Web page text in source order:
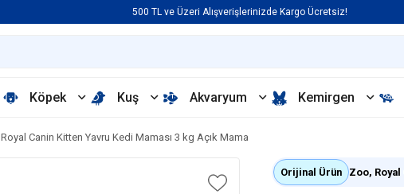
500 TL ve Üzeri Alışverişlerinizde Kargo Ücretsiz!
Köpek Kuş Akvaryum Kemirgen
Royal Canin Kitten Yavru Kedi Maması 3 kg Açık Mama
Orijinal Ürün Zoo, Royal